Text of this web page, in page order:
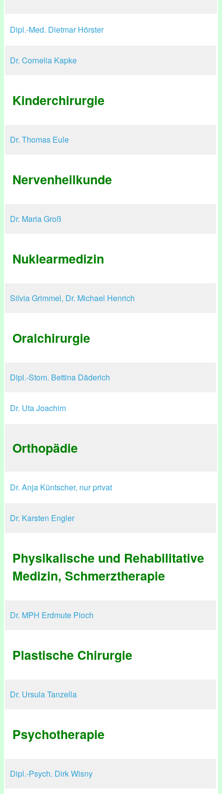
Dipl.-Med. Dietmar Hörster
Dr. Cornelia Kapke
Kinderchirurgie
Dr. Thomas Eule
Nervenheilkunde
Dr. Maria Groß
Nuklearmedizin
Silvia Grimmel, Dr. Michael Henrich
Oralchirurgie
Dipl.-Stom. Bettina Däderich
Dr. Uta Joachim
Orthopädie
Dr. Anja Küntscher, nur privat
Dr. Karsten Engler
Physikalische und Rehabilitative
Medizin, Schmerztherapie
Dr. MPH Erdmute Pioch
Plastische Chirurgie
Dr. Ursula Tanzella
Psychotherapie
Dipl.-Psych. Dirk Wisny